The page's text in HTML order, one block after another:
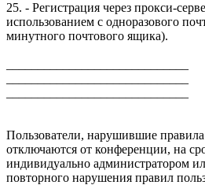
25. - Регистрация через прокси-
использованием с одноразового
минутного почтового ящика).
Пользователи, нарушившие
отключаются от конференции, на
индивидуально администратором
повторного нарушения правил